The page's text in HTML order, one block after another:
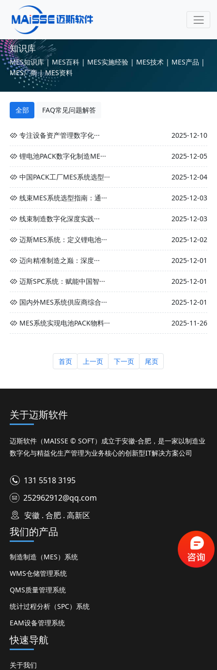
知识库
MES知识库 | MES百科 | MES实施经验 | MES技术 | MES产品 |
MES厂商 | MES资料
全部 FAQ常见问题解答
专注设备资产管理数字化··· 2025-12-10
锂电池PACK数字化制造ME··· 2025-12-05
中国PACK工厂MES系统选型··· 2025-12-04
线束MES系统选型指南：通··· 2025-12-03
线束制造数字化深度实践··· 2025-12-03
迈斯MES系统：定义锂电池··· 2025-12-02
迈向精准制造之巅：深度··· 2025-12-01
迈斯SPC系统：赋能中国智··· 2025-12-01
国内外MES系统供应商综合··· 2025-12-01
MES系统实现电池PACK物料··· 2025-11-26
首页 上一页 下一页 尾页
关于迈斯软件
迈斯软件（MAISSE © SOFT）成立于安徽-合肥，是一家以制造业
数字化与精益化生产管理为业务核心的创新型IT解决方案公司
131 5518 3195
252962912@qq.com
安徽 . 合肥 . 高新区
我们的产品
制造制造（MES）系统
WMS仓储管理系统
QMS质量管理系统
统计过程分析（SPC）系统
EAM设备管理系统
快速导航
关于我们